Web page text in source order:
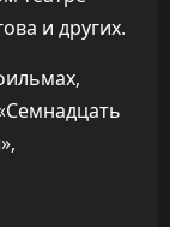
и других.